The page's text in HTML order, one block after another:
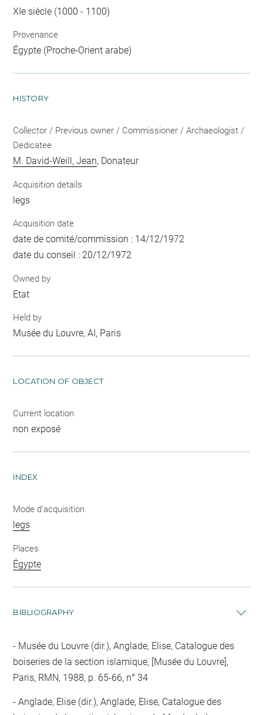
XIe siècle (1000 - 1100)
Provenance
Égypte (Proche-Orient arabe)
HISTORY
Collector / Previous owner / Commissioner / Archaeologist /
Dedicatee
M. David-Weill, Jean, Donateur
Acquisition details
legs
Acquisition date
date de comité/commission : 14/12/1972
date du conseil : 20/12/1972
Owned by
Etat
Held by
Musée du Louvre, AI, Paris
LOCATION OF OBJECT
Current location
non exposé
INDEX
Mode d'acquisition
legs
Places
Égypte
BIBLIOGRAPHY
Musée du Louvre (dir.), Anglade, Elise, Catalogue des
boiseries de la section islamique, [Musée du Louvre],
Paris, RMN, 1988, p. 65-66, n° 34
Anglade, Elise (dir.), Anglade, Elise, Catalogue des